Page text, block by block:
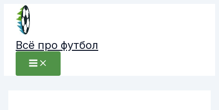
Перейти
содержимому
Всё про футбол